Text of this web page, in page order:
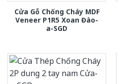
Cửa Gỗ Chống Cháy MDF
Veneer P1R5 Xoan Đào-
a-SGD